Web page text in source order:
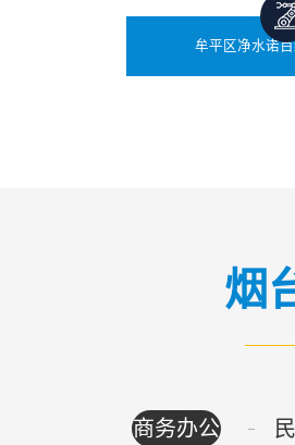
滤除水垢、重金属和细
达到直饮标准达到国家
提醒、3 秒自主更换滤
牟平区净水诺
烟
商务办公